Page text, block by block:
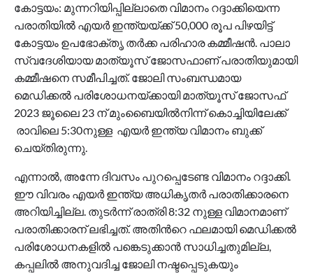
കോട്ടയം: മുന്നറിയിപ്പില്ലാതെ വിമാനം റദ്ദാക്കിയെന്ന
പരാതിയിൽ എയർ ഇന്ത്യയ്ക്ക് 50,000 രൂപ പിഴയിട്ട്
കോട്ടയം ഉപഭോക്തൃ തർക്ക പരിഹാര കമ്മീഷൻ. പാലാ
സ്വദേശിയായ മാത്യൂസ് ജോസഫാണ് പരാതിയുമായി
കമ്മീഷനെ സമീപിച്ചത്. ജോലി സംബന്ധമായ
മെഡിക്കൽ പരിശോധനയ്ക്കായി മാത്യൂസ് ജോസഫ്
2023 ജൂലൈ 23 ന് മുംബൈയിൽനിന്ന് കൊച്ചിയിലേക്ക്
രാവിലെ 5:30നുള്ള എയർ ഇന്ത്യ വിമാനം ബുക്ക്
ചെയ്തിരുന്നു.
എന്നാൽ, അന്നേ ദിവസം പുറപ്പെടേണ്ട വിമാനം റദ്ദാക്കി.
ഈ വിവരം എയർ ഇന്ത്യ അധികൃതർ പരാതിക്കാരനെ
അറിയിച്ചില്ല. തുടർന്ന് രാത്രി 8:32 നുള്ള വിമാനമാണ്
പരാതിക്കാരന് ലഭിച്ചത്. അതിന്‍റെ ഫലമായി മെഡിക്കൽ
പരിശോധനകളിൽ പങ്കെടുക്കാൻ സാധിച്ചതുമില്ല,
കപ്പലിൽ അനുവദിച്ച ജോലി നഷ്ടപ്പെടുകയും